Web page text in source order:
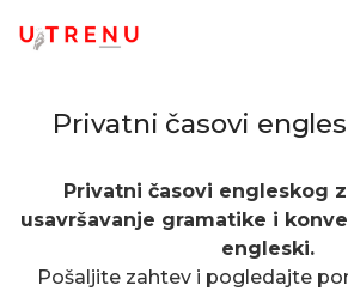
Privatni časovi
Privatni časovi engleskog
usavršavanje gramatike i
engleski.
Pošaljite zahtev i pogledajte